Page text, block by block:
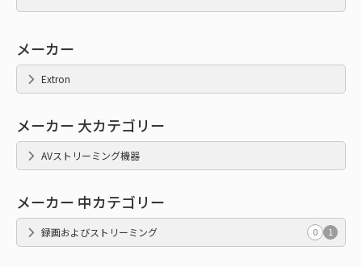
メーカー
Extron
メーカー 大カテゴリー
AVストリーミング機器
メーカー 中カテゴリー
録画およびストリーミング 0 1